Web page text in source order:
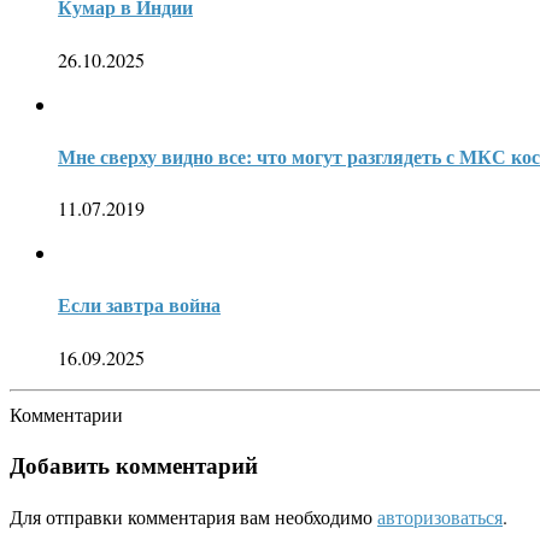
Кумар в Индии
26.10.2025
Мне сверху видно все: что могут разглядеть с МКС
11.07.2019
Если завтра война
16.09.2025
Комментарии
Добавить комментарий
Для отправки комментария вам необходимоавторизоваться.